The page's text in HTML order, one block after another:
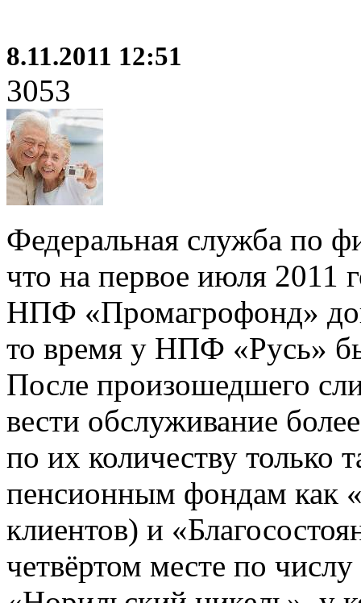
8.11.2011 12:51
3053
Федеральная служба по
что на первое июля 2011
НПФ «Промагрофонд»
то время у НПФ «Русь»
После произошедшего
вести обслуживание
по их количеству только
пенсионным фондам как
клиентов) и
четвёртом месте по числу